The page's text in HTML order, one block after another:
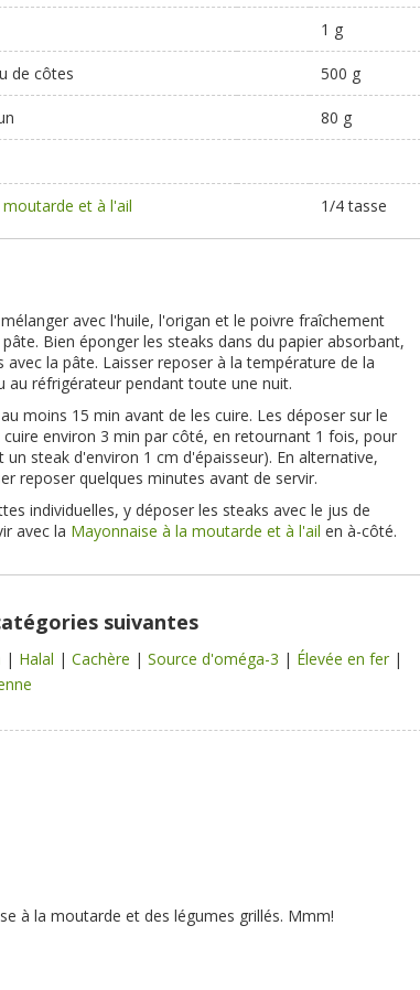
1 g
de côtes 500 g
80 g
et à l'ail 1/4 tasse
avec l'huile, l'origan et le poivre fraîchement
Bien éponger les steaks dans du papier absorbant,
la pâte. Laisser reposer à la température de la
au réfrigérateur pendant toute une nuit.
moins 15 min avant de les cuire. Les déposer sur le
environ 3 min par côté, en retournant 1 fois, pour
steak d'environ 1 cm d'épaisseur). En alternative,
reposer quelques minutes avant de servir.
individuelles, y déposer les steaks avec le jus de
avec la Mayonnaise à la moutarde et à l'ail en à-côté.
suivantes
| Halal | Cachère | Source d'oméga-3 | Élevée en fer |
à la moutarde et des légumes grillés. Mmm!